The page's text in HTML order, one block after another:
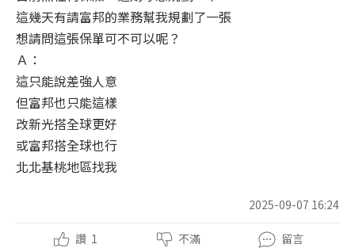
這幾天有請富邦的業務幫我規劃了一張
想請問這張保單可不可以呢？
Ａ：
這只能說差強人意
但富邦也只能這樣
改新光搭全球更好
或富邦搭全球也行
北北基桃地區找我
2025-09-07 16:24
讚 1 不滿 留言